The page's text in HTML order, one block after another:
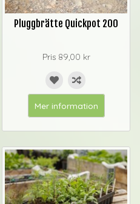
Pluggbrätte Quickpot 200
Pris 89,00 kr
Mer information